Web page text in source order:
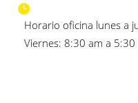
Horario oficina lunes a
Viernes: 8:30 am a 5:30